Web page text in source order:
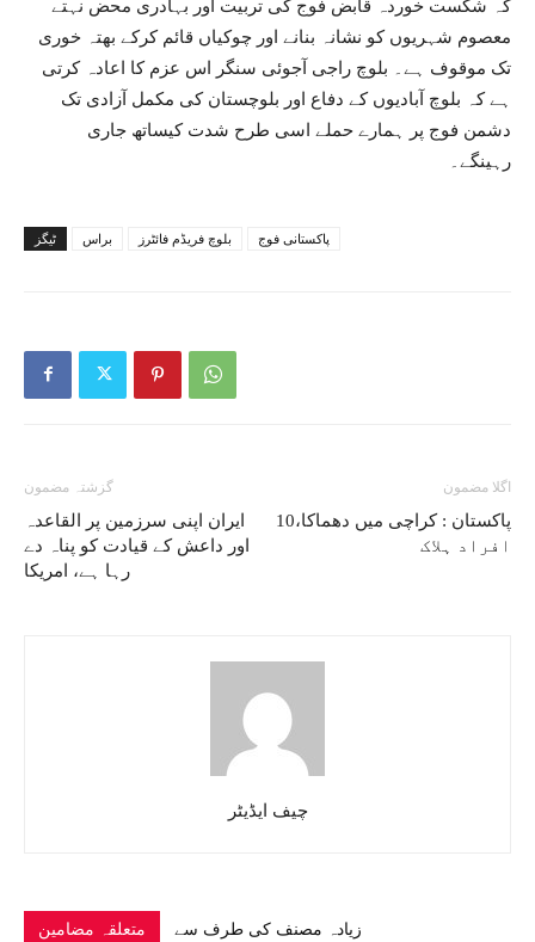
کہ شکست خوردہ قابض فوج کی تربیت اور بہادری محض نہتے
معصوم شہریوں کو نشانہ بنانے اور چوکیاں قائم کرکے بھتہ خوری
تک موقوف ہے۔ بلوچ راجی آجوئی سنگر اس عزم کا اعادہ کرتی
ہے کہ بلوچ آبادیوں کے دفاع اور بلوچستان کی مکمل آزادی تک
دشمن فوج پر ہمارے حملے اسی طرح شدت کیساتھ جاری
رہینگے۔
ٹیگز براس بلوچ فریڈم فائٹرز پاکستانی فوج
گزشتہ مضمون
ایران اپنی سرزمین پر القاعدہ
اور داعش کے قیادت کو پناہ دے
رہا ہے، امریکا
اگلا مضمون
پاکستان : کراچی میں دھماکا،10
افراد ہلاک
چیف ایڈیٹر
متعلقہ مضامین زیادہ مصنف کی طرف سے